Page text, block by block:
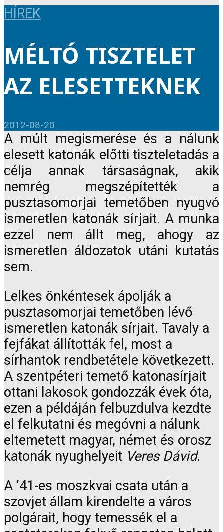
HÍREK
MÉLTÓ TISZTELET
AZ ELESETTEKNEK
2012-08-20
A múlt megismerése és a nálunk
elesett katonák előtti tiszteletadás a
célja annak társaságnak, akik
nemrég megszépítették a
pusztasomorjai temetőben nyugvó
ismeretlen katonák sírjait. A munka
ezzel nem állt meg, ahogy az
ismeretlen áldozatok utáni kutatás
sem.
Lelkes önkéntesek ápolják a
pusztasomorjai temetőben lévő
ismeretlen katonák sírjait. Tavaly a
fejfákat állították fel, most a
sírhantok rendbetétele következett.
A szentpéteri temető katonasírjait
ottani lakosok gondozzák évek óta,
ezen a példáján felbuzdulva kezdte
el felkutatni és megóvni a nálunk
eltemetett magyar, német és orosz
katonák nyughelyeit Veres Dávid.
A ’41-es moszkvai csata után a
szovjet állam kirendelte a város
polgárait, hogy temessék el a